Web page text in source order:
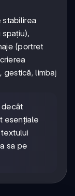
stabilirea
(portret
gestică, limbaj
decât
esențiale
sa pe